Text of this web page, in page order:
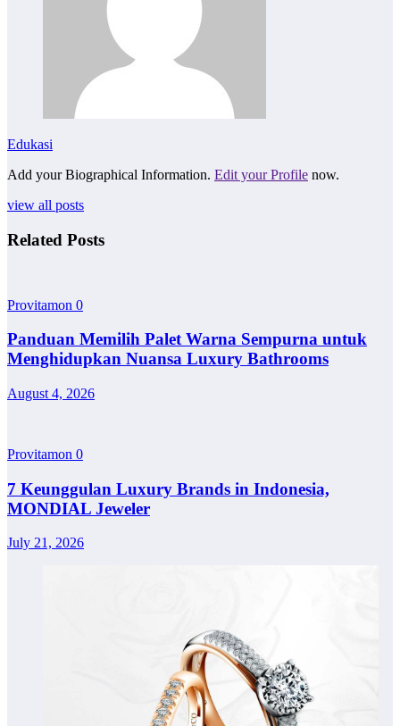
Edukasi
Add your Biographical Information. Edit your Profile now.
view all posts
Related Posts
Provitamon 0
Panduan Memilih Palet Warna Sempurna untuk
Menghidupkan Nuansa Luxury Bathrooms
August 4, 2026
Provitamon 0
7 Keunggulan Luxury Brands in Indonesia,
MONDIAL Jeweler
July 21, 2026